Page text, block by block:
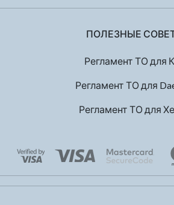
ПОЛЕЗНЫЕ
Регламент ТО для
Регламент ТО для
Регламент ТО для